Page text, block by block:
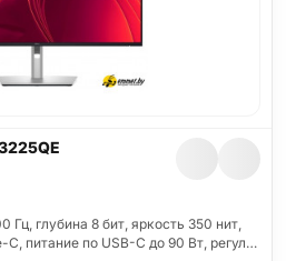
Гц, глубина 8 бит, яркость 350 нит,
питание по USB-C до 90 Вт, регул…